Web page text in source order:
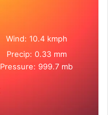
Wind: 10.4 kmph
Precip: 0.33 mm
Pressure: 999.7 mb